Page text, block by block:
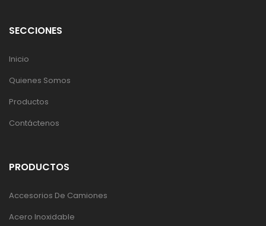
SECCIONES
Inicio
Quienes Somos
Productos
Contáctenos
PRODUCTOS
Accesorios De Camiones
Acero Inoxidable